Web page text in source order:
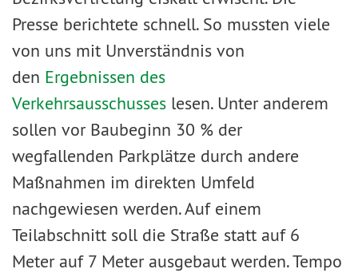
Presse berichtete schnell. So mussten viele
von uns mit Unverständnis von
den Ergebnissen des
Verkehrsausschusses lesen. Unter anderem
sollen vor Baubeginn 30 % der
wegfallenden Parkplätze durch andere
Maßnahmen im direkten Umfeld
nachgewiesen werden. Auf einem
Teilabschnitt soll die Straße statt auf 6
Meter auf 7 Meter ausgebaut werden. Tempo